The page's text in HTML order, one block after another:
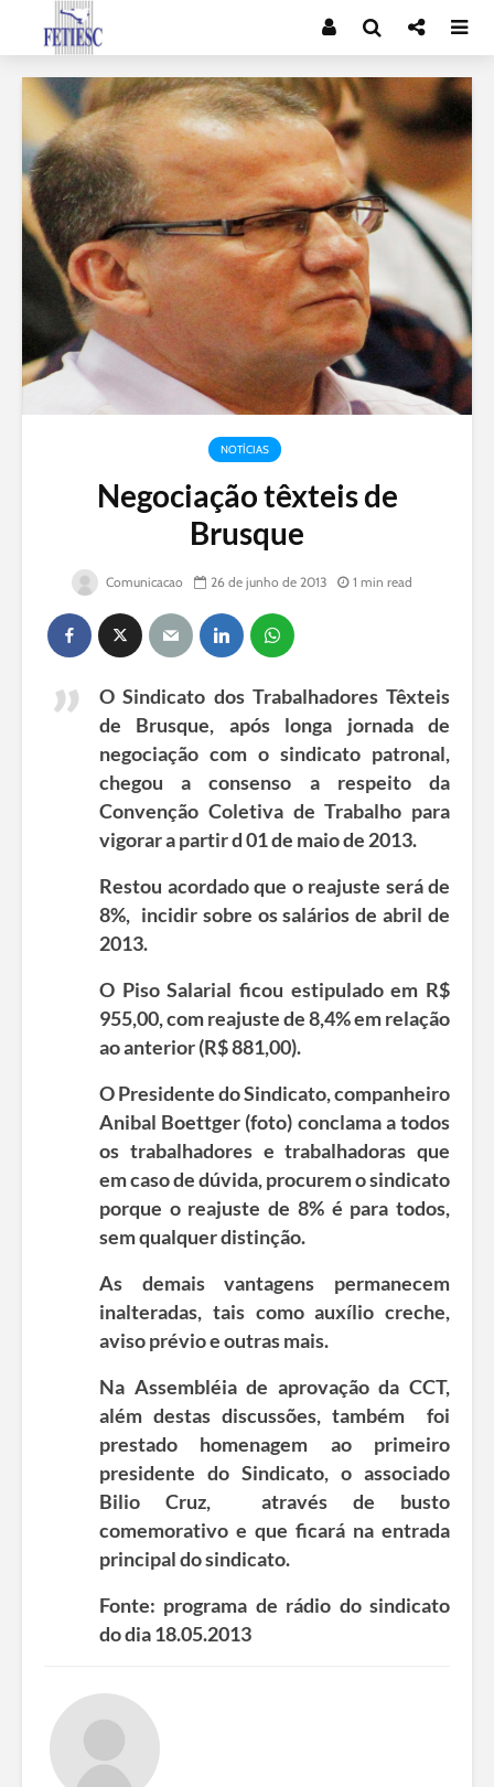
NOTÍCIAS
Negociação têxteis de
Brusque
Comunicacao 26 de junho de 2013 1 min read
O Sindicato dos Trabalhadores Têxteis
de Brusque, após longa jornada de
negociação com o sindicato patronal,
chegou a consenso a respeito da
Convenção Coletiva de Trabalho para
vigorar a partir d 01 de maio de 2013.
Restou acordado que o reajuste será de
8%, incidir sobre os salários de abril de
2013.
O Piso Salarial ficou estipulado em R$
955,00, com reajuste de 8,4% em relação
ao anterior (R$ 881,00).
O Presidente do Sindicato, companheiro
Anibal Boettger (foto) conclama a todos
os trabalhadores e trabalhadoras que
em caso de dúvida, procurem o sindicato
porque o reajuste de 8% é para todos,
sem qualquer distinção.
As demais vantagens permanecem
inalteradas, tais como auxílio creche,
aviso prévio e outras mais.
Na Assembléia de aprovação da CCT,
além destas discussões, também foi
prestado homenagem ao primeiro
presidente do Sindicato, o associado
Bilio Cruz, através de busto
comemorativo e que ficará na entrada
principal do sindicato.
Fonte: programa de rádio do sindicato
do dia 18.05.2013